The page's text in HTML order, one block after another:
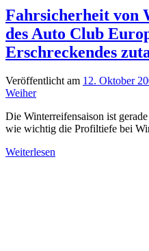
Fahrsicherheit von
des Auto Club
Erschreckendes
Veröffentlicht am 12. Oktober
Weiher
Die Winterreifensaison ist
wie wichtig die Profiltiefe bei
Weiterlesen